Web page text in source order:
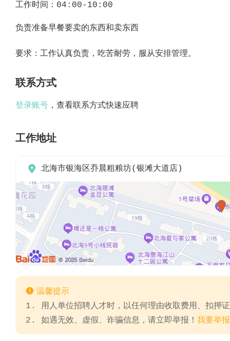
工作时间：04:00-10:00
负责准备早餐要卖的东西和卖东西
要求：工作认真负责，吃苦耐劳，服从安排管理。
联系方式
登录账号 ，查看联系方式快速应聘
工作地址
 北海市银海区乔晨粗粮坊(银滩大道店)
 温馨提示
1. 用人单位招聘人才时，以任何理由收取费用、扣押
2. 如遇无效、虚假、诈骗信息，请立即举报！ 我要举报